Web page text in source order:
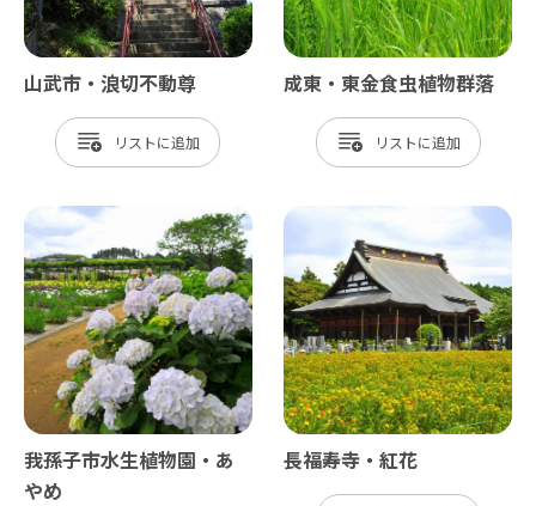
山武市・浪切不動尊
リスト
成東・東金食虫植物群落
リスト
我孫子市水生植物園・あ
やめ
長福寿寺・紅花